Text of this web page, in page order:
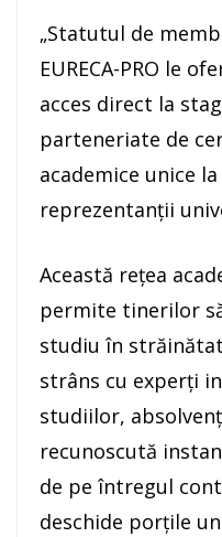
„Statutul de
EURECA-PRO le
acces direct la
parteneriate de
academice unice
reprezentanții
Această rețea
permite tinerilor
studiu în
strâns cu experți
studiilor,
recunoscută
de pe întregul
deschide porțile